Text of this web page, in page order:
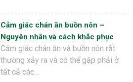
Cảm giác chán ăn buồn nôn –
Nguyên nhân và cách khắc phục
Cảm giác chán ăn và buồn nôn rất
thường xảy ra và có thể gặp phải ở
tất cả các…